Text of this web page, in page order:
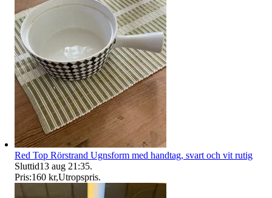
Red Top Rörstrand Ugnsform med handtag, svart och vit rutig
Sluttid13 aug 21:35.
Pris:160 kr,Utropspris.